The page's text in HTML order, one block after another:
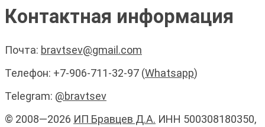
Контактная информация
Почта: bravtsev@gmail.com
Телефон: +7-906-711-32-97 (Whatsapp)
Telegram: @bravtsev
© 2008—2026 ИП Бравцев Д.А. ИНН 500308180350,